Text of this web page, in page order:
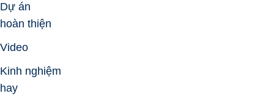
Dự án
hoàn thiện
Video
Kinh nghiệm
hay